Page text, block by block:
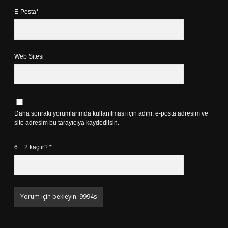
E-Posta*
Web Sitesi
Daha sonraki yorumlarımda kullanılması için adım, e-posta adresim ve
site adresim bu tarayıcıya kaydedilsin.
6 + 2 kaçtır? *